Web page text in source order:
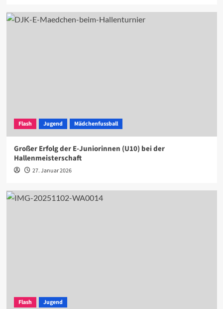
Flash Jugend Mädchenfussball
Großer Erfolg der E-Juniorinnen (U10) bei der
Hallenmeisterschaft
27. Januar 2026
Flash Jugend